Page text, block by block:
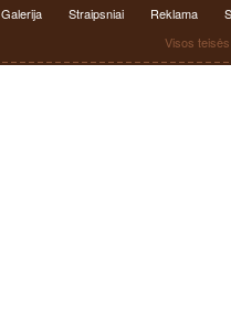
Galerija Straipsniai Reklama
Visos